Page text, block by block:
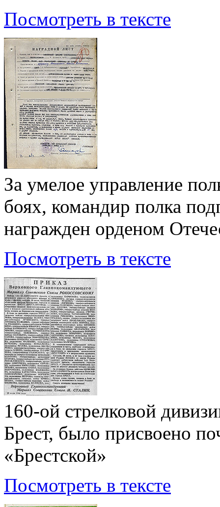
Посмотреть в тексте
За умелое управление
боях, командир полка
награжден орденом
Посмотреть в тексте
160-ой стрелковой
Брест, было присвоено
«Брестской»
Посмотреть в тексте